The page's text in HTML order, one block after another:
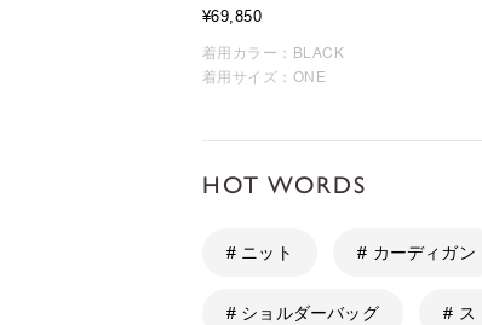
¥69,850
着用カラー：BLACK
着用サイズ：ONE
HOT WORDS
# ニット # カーディガン
# ショルダーバッグ # ス